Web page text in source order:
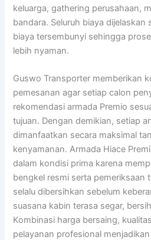
keluarga, gathering perusahaan,
bandara. Seluruh biaya dijelaskan
biaya tersembunyi sehingga
lebih nyaman.
Guswo Transporter memberikan
pemesanan agar setiap calon
rekomendasi armada Premio
tujuan. Dengan demikian, setiap
dimanfaatkan secara maksimal
kenyamanan. Armada Hiace
dalam kondisi prima karena
bengkel resmi serta pemeriksaan
selalu dibersihkan sebelum
suasana kabin terasa segar,
Kombinasi harga bersaing,
pelayanan profesional